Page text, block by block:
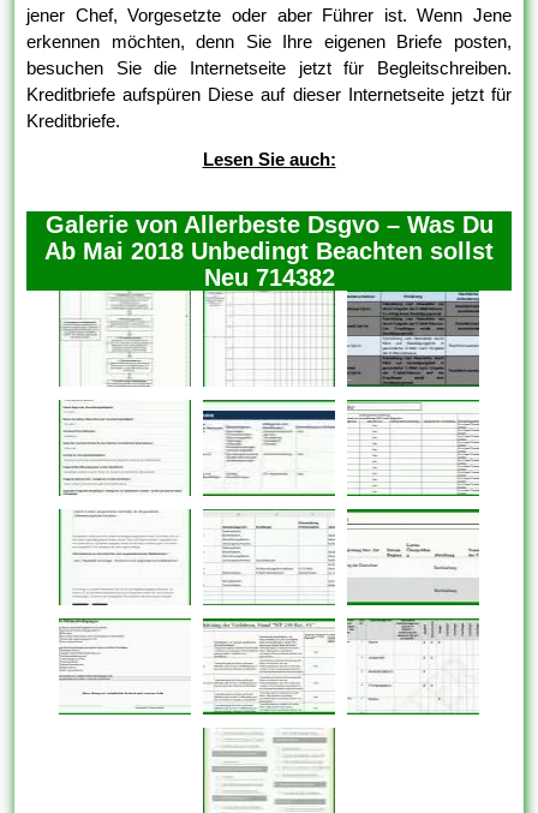
jener Chef, Vorgesetzte oder aber Führer ist. Wenn Jene
erkennen möchten, denn Sie Ihre eigenen Briefe posten,
besuchen Sie die Internetseite jetzt für Begleitschreiben.
Kreditbriefe aufspüren Diese auf dieser Internetseite jetzt für
Kreditbriefe.
Lesen Sie auch:
Galerie von Allerbeste Dsgvo – Was Du
Ab Mai 2018 Unbedingt Beachten sollst
Neu 714382